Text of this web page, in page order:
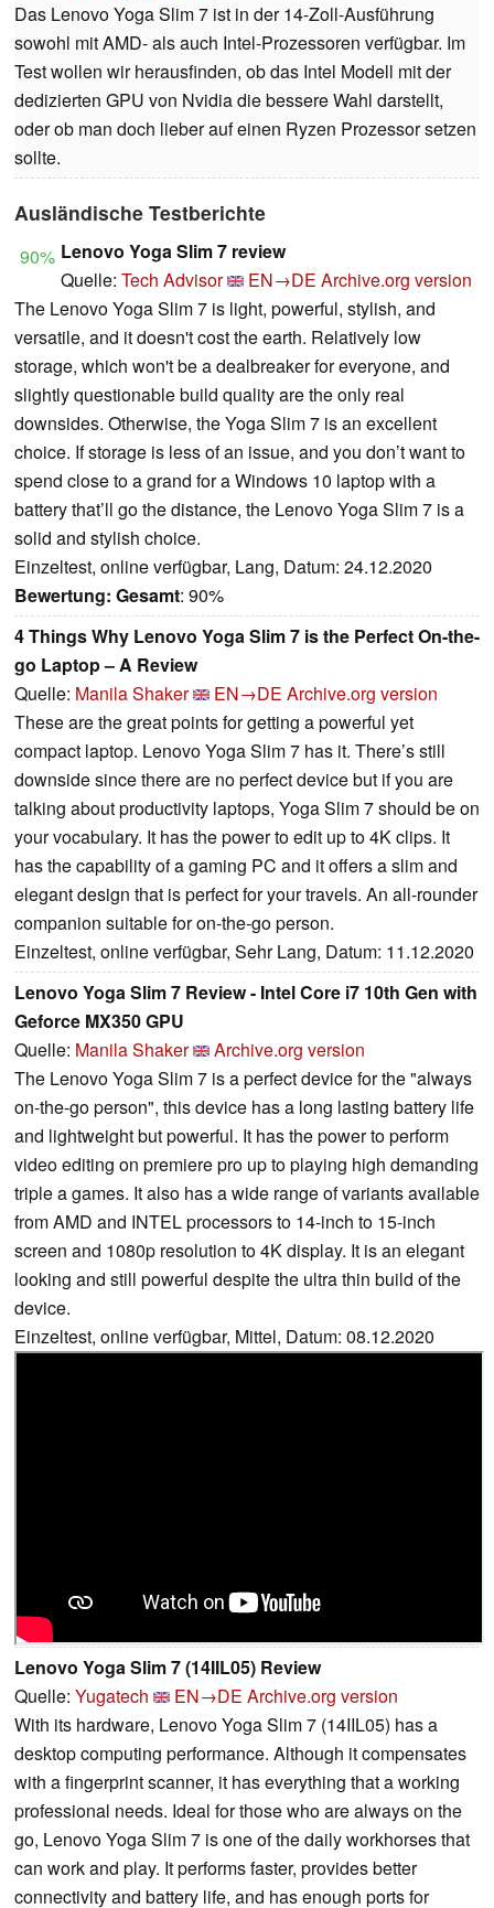
Das Lenovo Yoga Slim 7 ist in der 14-Zoll-Ausführung
sowohl mit AMD- als auch Intel-Prozessoren verfügbar. Im
Test wollen wir herausfinden, ob das Intel Modell mit der
dedizierten GPU von Nvidia die bessere Wahl darstellt,
oder ob man doch lieber auf einen Ryzen Prozessor setzen
sollte.
Ausländische Testberichte
90% Lenovo Yoga Slim 7 review
Quelle: Tech Advisor EN→DE Archive.org version
The Lenovo Yoga Slim 7 is light, powerful, stylish, and
versatile, and it doesn't cost the earth. Relatively low
storage, which won't be a dealbreaker for everyone, and
slightly questionable build quality are the only real
downsides. Otherwise, the Yoga Slim 7 is an excellent
choice. If storage is less of an issue, and you don’t want to
spend close to a grand for a Windows 10 laptop with a
battery that’ll go the distance, the Lenovo Yoga Slim 7 is a
solid and stylish choice.
Einzeltest, online verfügbar, Lang, Datum: 24.12.2020
Bewertung: Gesamt: 90%
4 Things Why Lenovo Yoga Slim 7 is the Perfect On-the-
go Laptop – A Review
Quelle: Manila Shaker EN→DE Archive.org version
These are the great points for getting a powerful yet
compact laptop. Lenovo Yoga Slim 7 has it. There’s still
downside since there are no perfect device but if you are
talking about productivity laptops, Yoga Slim 7 should be on
your vocabulary. It has the power to edit up to 4K clips. It
has the capability of a gaming PC and it offers a slim and
elegant design that is perfect for your travels. An all-rounder
companion suitable for on-the-go person.
Einzeltest, online verfügbar, Sehr Lang, Datum: 11.12.2020
Lenovo Yoga Slim 7 Review - Intel Core i7 10th Gen with
Geforce MX350 GPU
Quelle: Manila Shaker
Archive.org version
The Lenovo Yoga Slim 7 is a perfect device for the "always
on-the-go person", this device has a long lasting battery life
and lightweight but powerful. It has the power to perform
video editing on premiere pro up to playing high demanding
triple a games. It also has a wide range of variants available
from AMD and INTEL processors to 14-inch to 15-inch
screen and 1080p resolution to 4K display. It is an elegant
looking and still powerful despite the ultra thin build of the
device.
Einzeltest, online verfügbar, Mittel, Datum: 08.12.2020
Lenovo Yoga Slim 7 (14IIL05) Review
Quelle: Yugatech EN→DE Archive.org version
With its hardware, Lenovo Yoga Slim 7 (14IIL05) has a
desktop computing performance. Although it compensates
with a fingerprint scanner, it has everything that a working
professional needs. Ideal for those who are always on the
go, Lenovo Yoga Slim 7 is one of the daily workhorses that
can work and play. It performs faster, provides better
connectivity and battery life, and has enough ports for